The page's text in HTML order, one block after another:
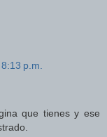
p.m.
que tienes y ese